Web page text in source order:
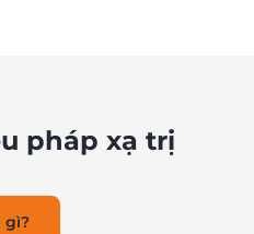
pháp xạ trị
gì?